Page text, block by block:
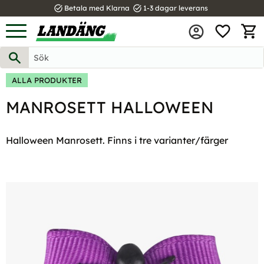
Meny
task_alt Betala med Klarna task_alt 1-3 dagar leverans
ALLA PRODUKTER
MANROSETT HALLOWEEN
Halloween Manrosett. Finns i tre varianter/färger